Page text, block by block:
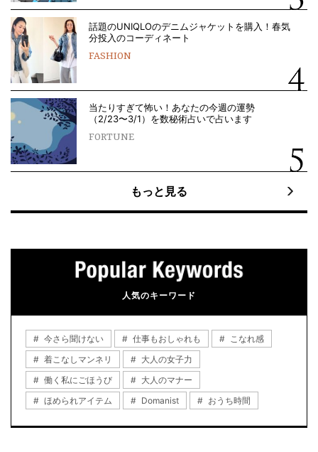
話題のUNIQLOのデニムジャケットを購入！春気
分投入のコーディネート
FASHION
当たりすぎて怖い！あなたの今週の運勢
（2/23〜3/1）を数秘術占いで占います
FORTUNE
もっと見る
人気のキーワード
今さら聞けない 仕事もおしゃれも
こなれ感
着こなしマンネリ
大人の女子力
働く私にごほうび
大人のマナー
ほめられアイテム
Domanist おうち時間